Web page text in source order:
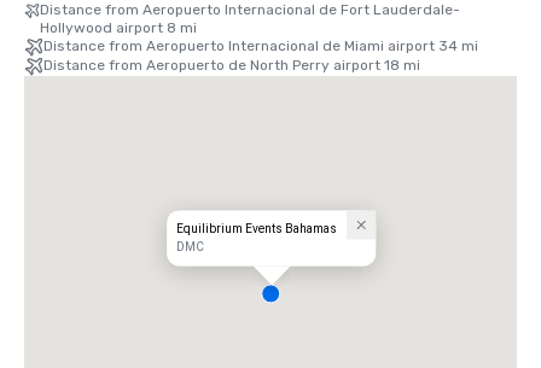
Distance from Aeropuerto Internacional de Fort Lauderdale-
Hollywood airport 8 mi
Distance from Aeropuerto Internacional de Miami airport 34 mi
Distance from Aeropuerto de North Perry airport 18 mi
Equilibrium Events Bahamas
DMC